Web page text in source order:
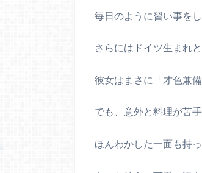
毎日のように習い事を
さらにはドイツ生まれ
彼女はまさに「才色兼
でも、意外と料理が苦
ほんわかした一面も持